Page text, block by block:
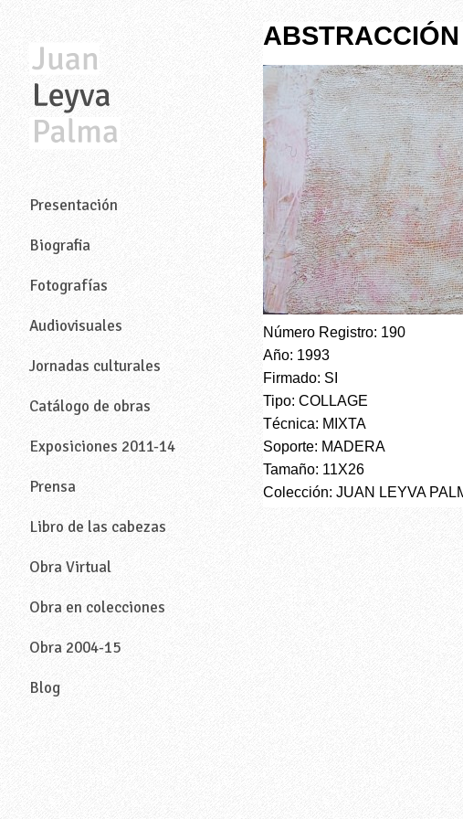
Presentación
Biografia
Fotografías
Audiovisuales
Jornadas culturales
Catálogo de obras
Exposiciones 2011-14
Prensa
Libro de las cabezas
Obra Virtual
Obra en colecciones
Obra 2004-15
Blog
Número Registro: 190
Año: 1993
Firmado: SI
Tipo: COLLAGE
Técnica: MIXTA
Soporte: MADERA
Tamaño: 11X26
Colección: JUAN LEYVA